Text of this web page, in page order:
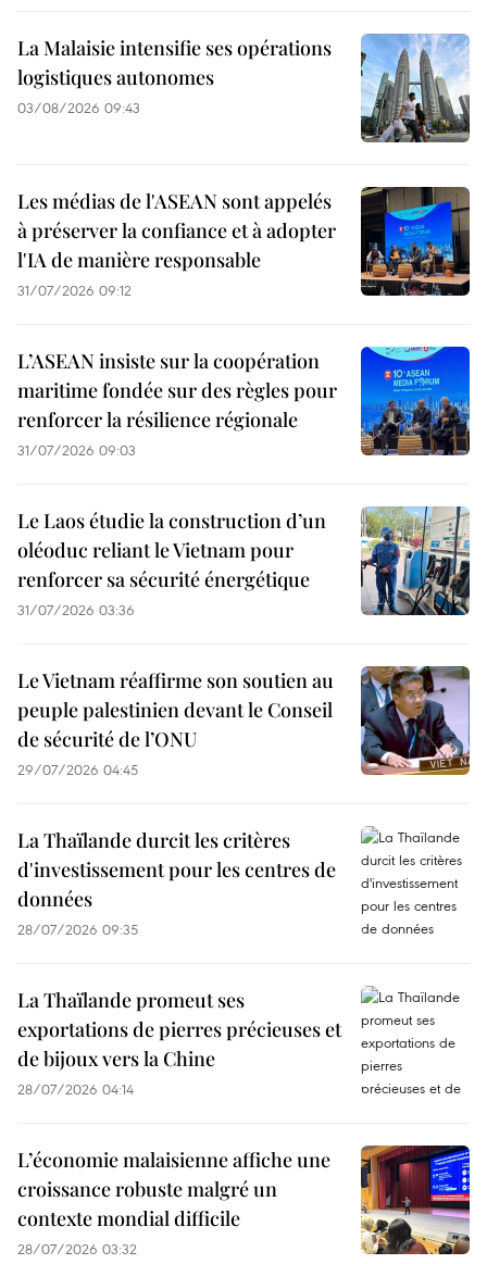
La Malaisie intensifie ses opérations
logistiques autonomes
03/08/2026 09:43
Les médias de l'ASEAN sont appelés
à préserver la confiance et à adopter
l'IA de manière responsable
31/07/2026 09:12
L’ASEAN insiste sur la coopération
maritime fondée sur des règles pour
renforcer la résilience régionale
31/07/2026 09:03
Le Laos étudie la construction d’un
oléoduc reliant le Vietnam pour
renforcer sa sécurité énergétique
31/07/2026 03:36
Le Vietnam réaffirme son soutien au
peuple palestinien devant le Conseil
de sécurité de l’ONU
29/07/2026 04:45
La Thaïlande durcit les critères
d'investissement pour les centres de
données
28/07/2026 09:35
La Thaïlande promeut ses
exportations de pierres précieuses et
de bijoux vers la Chine
28/07/2026 04:14
L’économie malaisienne affiche une
croissance robuste malgré un
contexte mondial difficile
28/07/2026 03:32